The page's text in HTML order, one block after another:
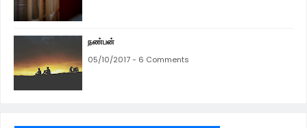
நண்பன்
05/10/2017 - 6 Comments